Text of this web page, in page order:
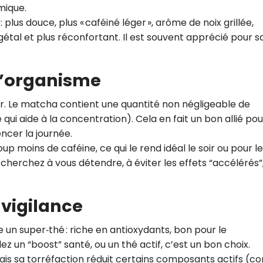
douce, plus « caféiné léger », arôme de noix grillée,
et plus réconfortant. Il est souvent apprécié pour
Le matcha contient une quantité non négligeable de
qui aide à la concentration). Cela en fait un bon allié
la journée.
moins de caféine, ce qui le rend idéal le soir ou pour
à vous détendre, à éviter les effets
super‑thé : riche en antioxydants, bon pour le
un “boost” santé, ou un thé actif, c’est un bon choix.
sa torréfaction réduit certains composants actifs